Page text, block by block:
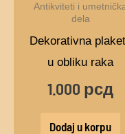
Antikviteti i
dela
Dekorativna
u obliku raka
1.000 рсд
Dodaj u korpu